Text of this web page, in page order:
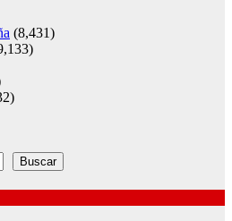
(8,431)
Buscar